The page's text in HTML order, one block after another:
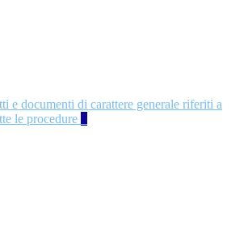
e documenti di carattere generale riferiti a
le procedure 5